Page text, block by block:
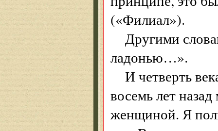
(«Филиал»).
Другими
ладонью…».
И четверть
восемь лет
женщиной. Я